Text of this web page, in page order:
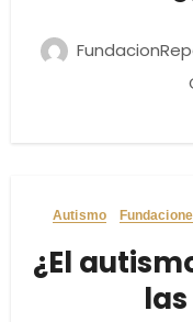
Autismo
¿El